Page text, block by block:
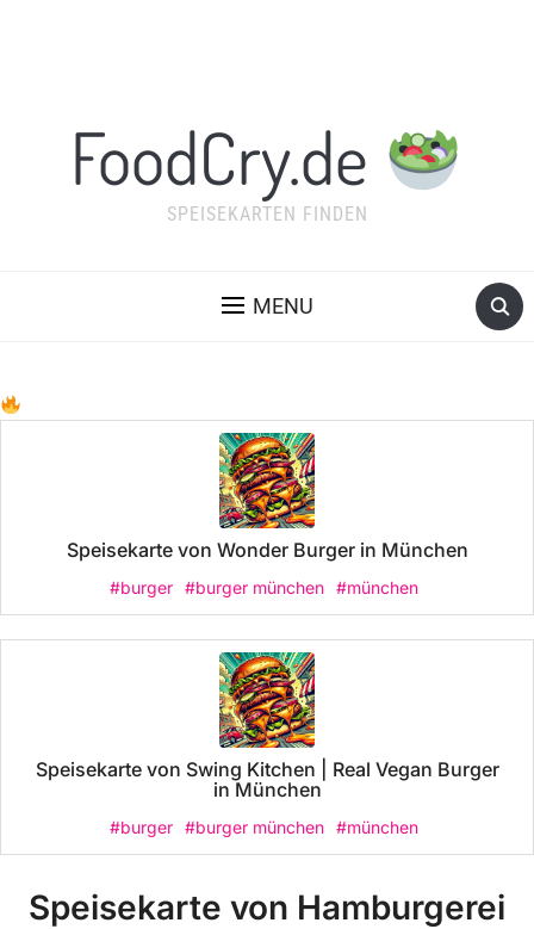
FoodCry.de
SPEISEKARTEN FINDEN
MENU
Speisekarte von Wonder Burger in München
#burger #burger münchen #münchen
Speisekarte von Swing Kitchen | Real Vegan Burger
in München
#burger #burger münchen #münchen
Speisekarte von Hamburgerei